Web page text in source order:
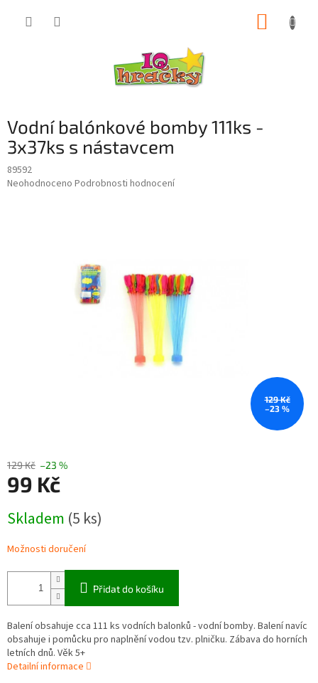
Vodní balónkové bomby 111ks -
3x37ks s nástavcem
89592
Průměrné
Neohodnoceno Podrobnosti hodnocení
129 Kč
–23 %
129 Kč –23 %
99 Kč
cena:
Skladem (5 ks)
Možnosti doručení
Přidat do košíku
Balení obsahuje cca 111 ks vodních balonků - vodní bomby. Balení navíc
obsahuje i pomůcku pro naplnění vodou tzv. plničku. Zábava do horních
letních dnů. Věk 5+
Detailní informace